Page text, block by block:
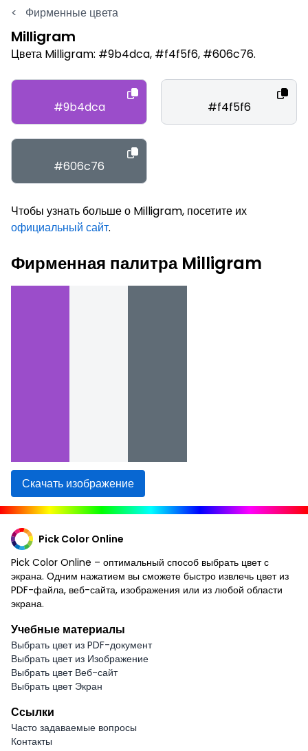
< Фирменные цвета
Milligram
Цвета Milligram: #9b4dca, #f4f5f6, #606c76.
#9b4dca #f4f5f6
#606c76
Чтобы узнать больше о Milligram, посетите их
официальный сайт.
Фирменная палитра Milligram
Скачать изображение
Pick Color Online
Pick Color Online – оптимальный способ выбрать цвет с
экрана. Одним нажатием вы сможете быстро извлечь цвет из
PDF-файла, веб-сайта, изображения или из любой области
экрана.
Учебные материалы
Выбрать цвет из PDF-документ
Выбрать цвет из Изображение
Выбрать цвет Веб-сайт
Выбрать цвет Экран
Ссылки
Часто задаваемые вопросы
Контакты